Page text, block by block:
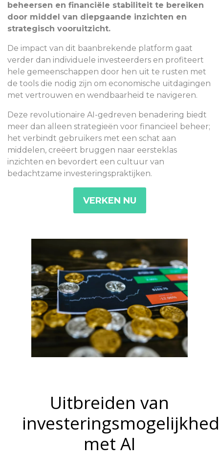
beheersen en financiële stabiliteit te bereiken
door middel van diepgaande inzichten en
strategisch vooruitzicht.
De impact van dit baanbrekende platform gaat
verder dan individuele investeerders en profiteert
hele gemeenschappen door hen uit te rusten met
de tools die nodig zijn om economische uitdagingen
met vertrouwen en wendbaarheid te navigeren.
Deze revolutionaire AI-gedreven benadering biedt
meer dan alleen strategieën voor financieel beheer;
het verbindt gebruikers met een schat aan
middelen, creëert bruggen naar eersteklas
inzichten en bevordert een cultuur van
bedachtzame investeringspraktijken.
VERKEN NU
Uitbreiden van
met AI